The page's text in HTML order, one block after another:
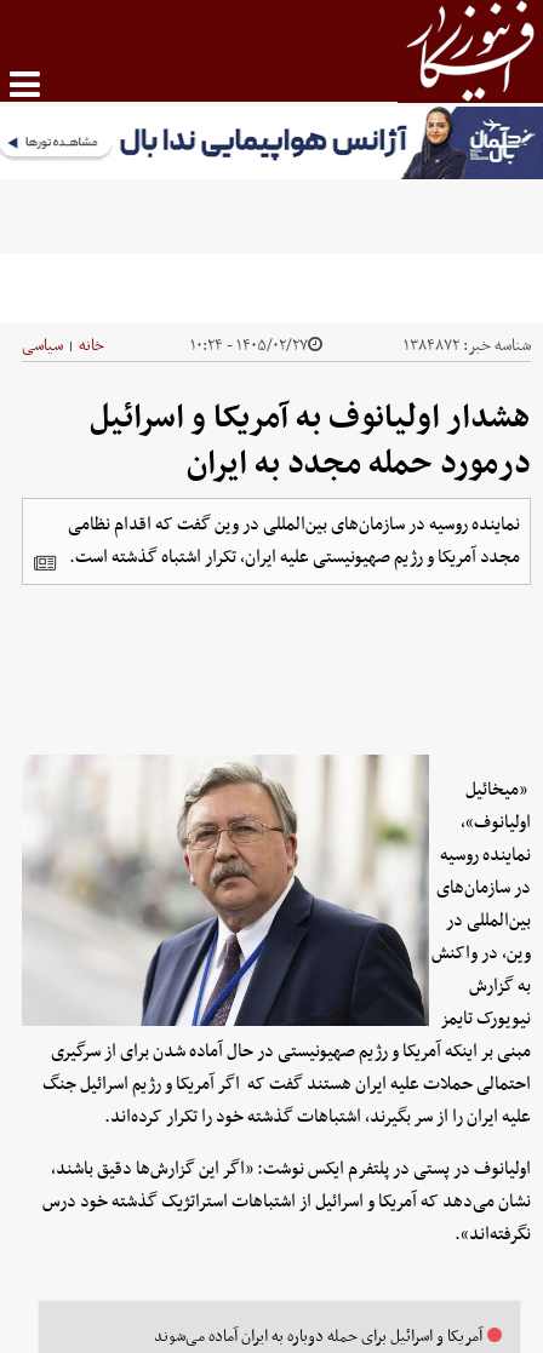
شناسه خبر:۱۳۸۴۸۷۲ ۱۴۰۵/۰۲/۲۷ - ۱۰:۲۴ خانه | سیاسی
هشدار اولیانوف به آمریکا و اسرائیل
درمورد حمله مجدد به ایران
نماینده روسیه در سازمان‌های بین‌المللی در وین گفت که اقدام نظامی
مجدد آمریکا و رژیم صهیونیستی علیه ایران، تکرار اشتباه گذشته است.
«میخائیل
اولیانوف»،
نماینده روسیه
در سازمان‌های
بین‌المللی در
وین، در واکنش
به گزارش
نیویورک تایمز
مبنی بر اینکه آمریکا و رژیم صهیونیستی در حال آماده شدن برای از سرگیری
احتمالی حملات علیه ایران هستند گفت که اگر آمریکا و رژیم اسرائیل جنگ
علیه ایران را از سر بگیرند، اشتباهات گذشته خود را تکرار کرده‌اند.
اولیانوف در پستی در پلتفرم ایکس نوشت: «اگر این گزارش‌ها دقیق باشند،
نشان می‌دهد که آمریکا و اسرائیل از اشتباهات استراتژیک گذشته خود درس
نگرفته‌اند».
آمریکا و اسرائیل برای حمله دوباره به ایران آماده می‌شوند